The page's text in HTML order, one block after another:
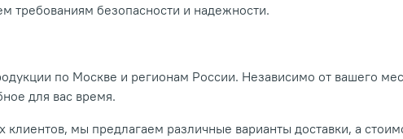
требованиям безопасности и надежности.
по Москве и регионам России. Независимо от вашего
для вас время.
мы предлагаем различные варианты доставки, а